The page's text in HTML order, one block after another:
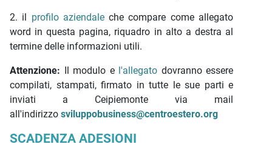
2. il profilo aziendaleche compare come allegato
word in questa pagina, riquadro in alto a destra al
termine delle informazioni utili.
Attenzione: Il modulo e l'allegato dovranno essere
compilati, stampati, firmato in tutte le sue parti e
inviati a Ceipiemonte via mail
all'indirizzo sviluppobusiness@centroestero.org
SCADENZA ADESIONI